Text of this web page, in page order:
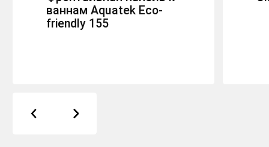
ваннам Aquatek Eco-
friendly 155